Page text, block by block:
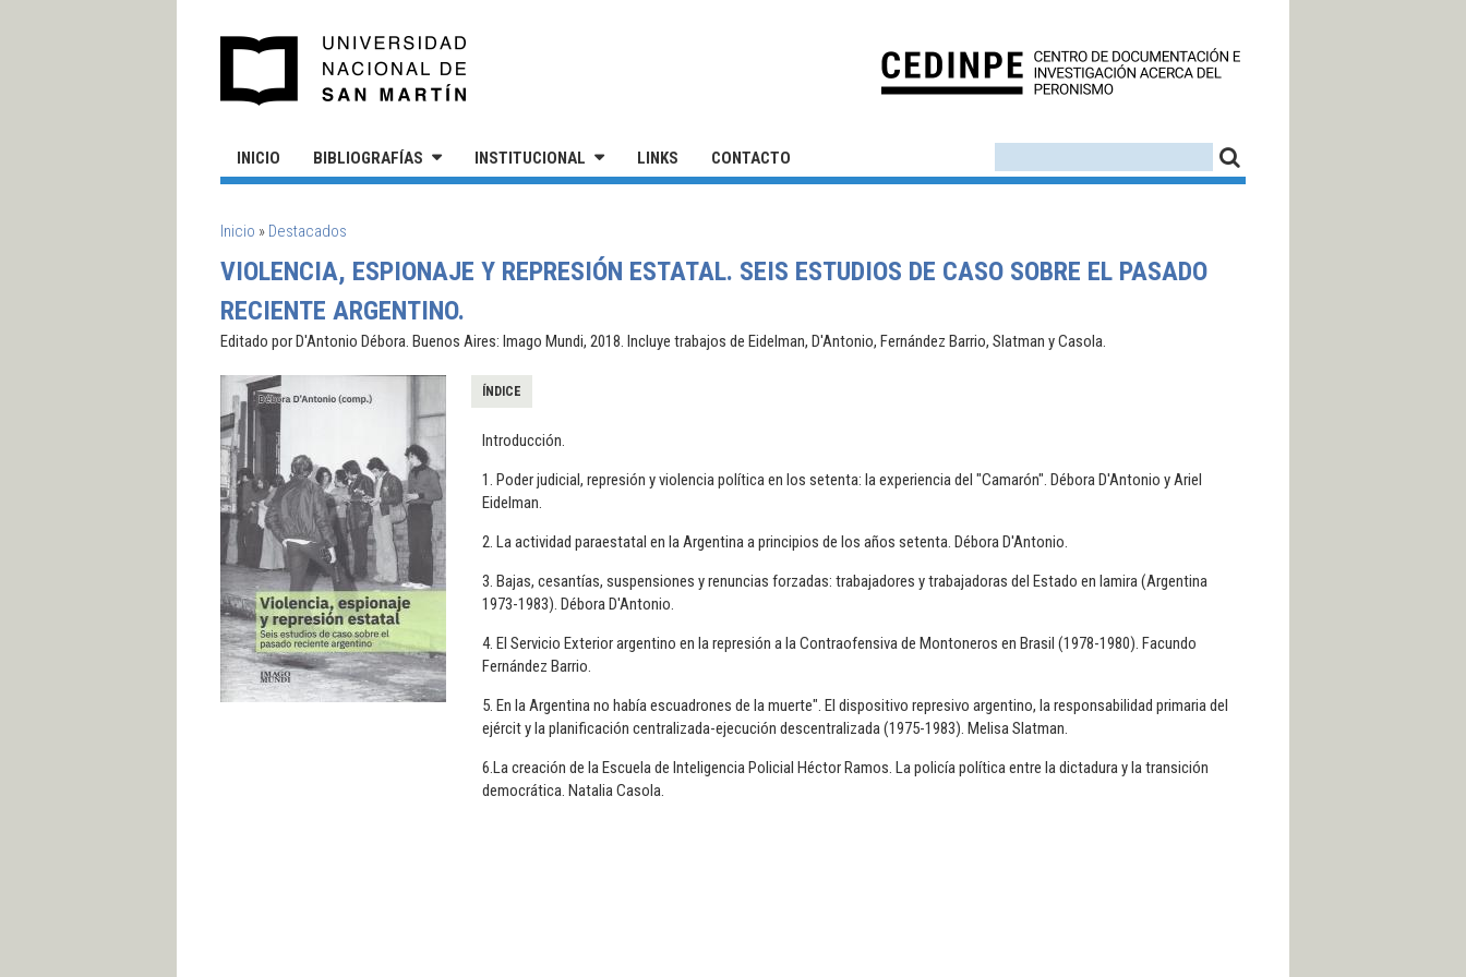
INICIO BIBLIOGRAFÍAS INSTITUCIONAL LINKS CONTACTO
SE ENCUENTRA USTED AQUÍ
Inicio » Destacados
VIOLENCIA, ESPIONAJE Y REPRESIÓN ESTATAL. SEIS ESTUDIOS DE CASO SOBRE EL PASADO
RECIENTE ARGENTINO.
Editado por D'Antonio Débora. Buenos Aires: Imago Mundi, 2018. Incluye trabajos de Eidelman, D'Antonio, Fernández Barrio, Slatman y Casola.
ÍNDICE
Introducción.
1. Poder judicial, represión y violencia política en los setenta: la experiencia del "Camarón". Débora D'Antonio y Ariel
Eidelman.
2. La actividad paraestatal en la Argentina a principios de los años setenta. Débora D'Antonio.
3. Bajas, cesantías, suspensiones y renuncias forzadas: trabajadores y trabajadoras del Estado en lamira (Argentina
1973-1983). Débora D'Antonio.
4. El Servicio Exterior argentino en la represión a la Contraofensiva de Montoneros en Brasil (1978-1980). Facundo
Fernández Barrio.
5. En la Argentina no había escuadrones de la muerte". El dispositivo represivo argentino, la responsabilidad primaria del
ejércit y la planificación centralizada-ejecución descentralizada (1975-1983). Melisa Slatman.
6.La creación de la Escuela de Inteligencia Policial Héctor Ramos. La policía política entre la dictadura y la transición
democrática. Natalia Casola.